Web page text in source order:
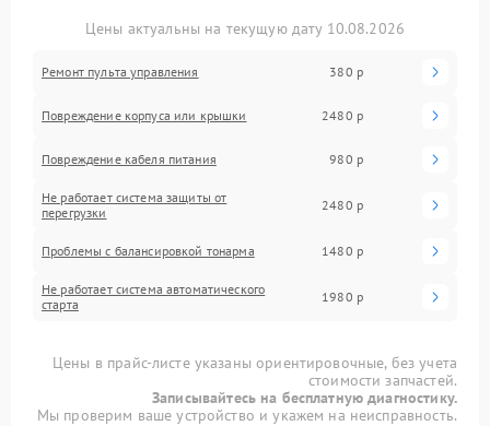
Цены актуальны на текущую дату 10.08.2026
Ремонт пульта управления 380 р
Повреждение корпуса или крышки 2480 р
Повреждение кабеля питания 980 р
Не работает система защиты от
перегрузки
2480 р
Проблемы с балансировкой тонарма 1480 р
Не работает система автоматического
старта
1980 р
Цены в прайс-листе указаны ориентировочные, без учета
стоимости запчастей.
Записывайтесь на бесплатную диагностику.
Мы проверим ваше устройство и укажем на неисправность.